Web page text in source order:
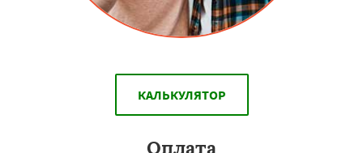
КАЛЬКУЛЯТОР
Оплата